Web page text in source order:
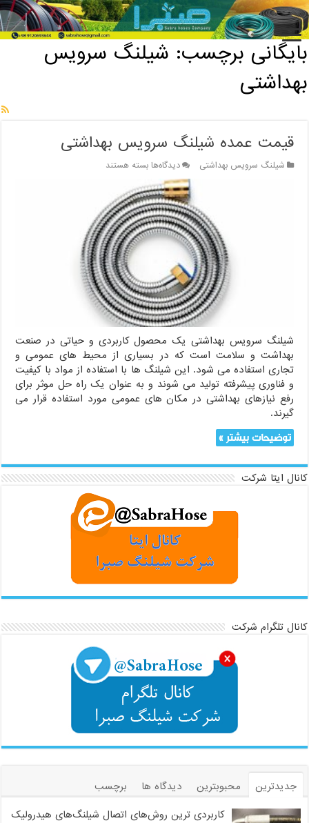
خانه / بایگانی برچسب: شیلنگ سرویس بهداشتی
بایگانی برچسب: شیلنگ سرویس
بهداشتی
قیمت عمده شیلنگ سرویس بهداشتی
شیلنگ سرویس بهداشتی دیدگاه‌هابرای
عمده
شیلنگ
سرویس
بهداشتی
بسته هستند
شیلنگ سرویس بهداشتی یک محصول کاربردی و حیاتی در صنعت
بهداشت و سلامت است که در بسیاری از محیط های عمومی و
تجاری استفاده می شود. این شیلنگ ها با استفاده از مواد با کیفیت
و فناوری پیشرفته تولید می شوند و به عنوان یک راه حل موثر برای
رفع نیازهای بهداشتی در مکان های عمومی مورد استفاده قرار می
گیرند.
توضیحات بیشتر »
کانال ایتا شرکت
کانال تلگرام شرکت
جدیدترین محبوبترین دیدگاه ها
برچسب
کاربردی ترین روش‌های اتصال شیلنگ‌های هیدرولیک